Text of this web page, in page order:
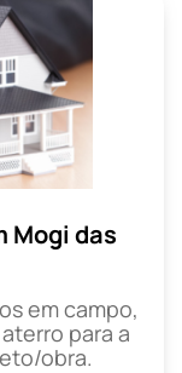
Mogi das
em campo,
para a
obra.